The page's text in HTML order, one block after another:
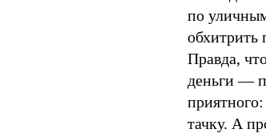
по
обхитрить
Правда,
деньги —
тачку. А